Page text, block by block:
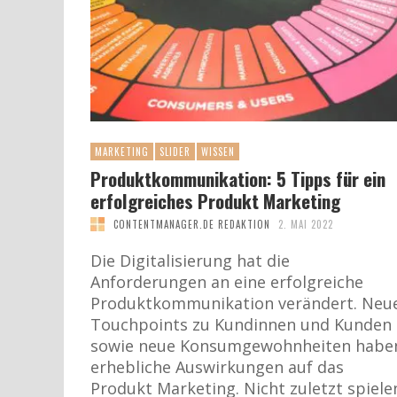
MARKETING SLIDER WISSEN
Produktkommunikation: 5 Tipps für ein
erfolgreiches Produkt Marketing
CONTENTMANAGER.DE REDAKTION 2. MAI 2022
Die Digitalisierung hat die
Anforderungen an eine erfolgreiche
Produktkommunikation verändert.
Touchpoints zu Kundinnen und Kunden
sowie neue Konsumgewohnheiten
erhebliche Auswirkungen auf das
Produkt Marketing. Nicht zuletzt